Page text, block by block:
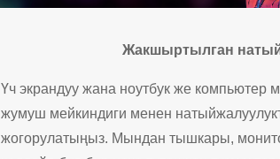
Жакшыртылган
Үч экрандуу жана ноутбук же компьютер
жумуш мейкиндиги менен
жогорулатыңыз. Мындан тышкары,